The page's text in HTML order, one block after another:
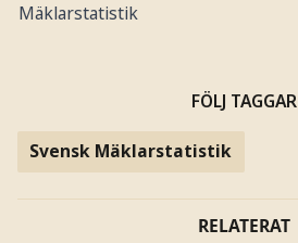
Mäklarstatistik
FÖLJ TAGGAR
Svensk Mäklarstatistik
RELATERAT